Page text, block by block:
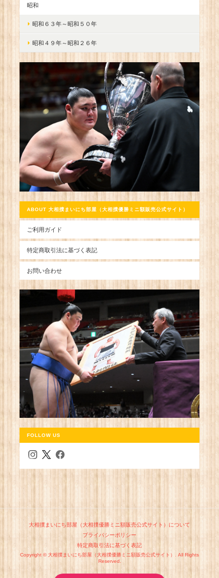
昭和
昭和６３年～昭和５０年
昭和４９年～昭和２６年
ABOUT 大相撲まいにち部屋（大相撲優勝ミニ額販売公式サイト）
ご利用ガイド
特定商取引法に基づく表記
お問い合わせ
FOLLOW US
大相撲まいにち部屋（大相撲優勝ミニ額販売公式サイト）について
プライバシーポリシー
特定商取引法に基づく表記
Copyright © 大相撲まいにち部屋（大相撲優勝ミニ額販売公式サイト）. All Rights
Reserved.